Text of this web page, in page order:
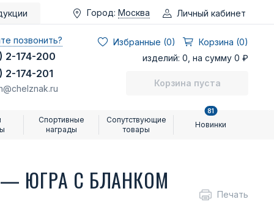
Город: Москва Личный кабинет
позвонить?
2-174-200
2-174-201
Избранные (0)
Корзина (0)
изделий: 0, на сумму 0 ₽
Корзина пуста
Спортивные
награды
Сопутствующие
товары
Новинки
81
ЮГРА С БЛАНКОМ
Печать